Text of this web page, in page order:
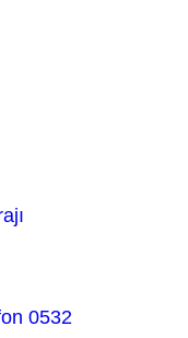
0532